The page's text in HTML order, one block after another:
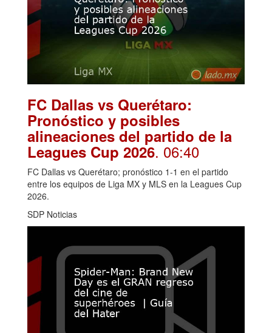
FC Dallas vs Querétaro:
Pronóstico y posibles
alineaciones del partido de la
Leagues Cup 2026. 06:40
FC Dallas vs Querétaro; pronóstico 1-1 en el partido
entre los equipos de Liga MX y MLS en la Leagues Cup
2026.
SDP Noticias